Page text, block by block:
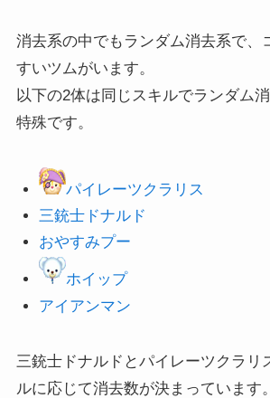
消去系の中でもランダム消去系で、
すいツムがいます。
以下の2体は同じスキルでランダム
特殊です。
パイレーツクラリス
三銃士ドナルド
おやすみプー
ホイップ
アイアンマン
三銃士ドナルドとパイレーツクラリ
ルに応じて消去数が決まっています。